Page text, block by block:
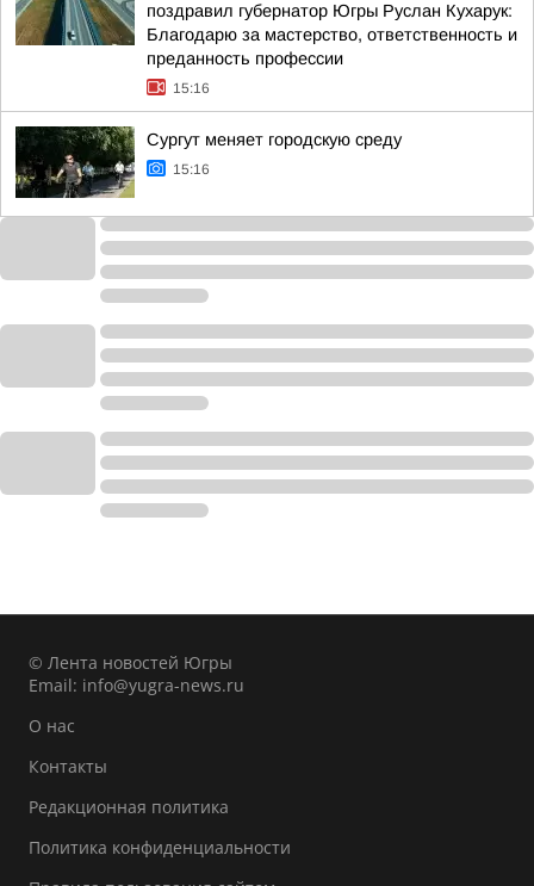
поздравил губернатор Югры Руслан Кухарук:
Благодарю за мастерство, ответственность и
преданность профессии
15:16
Сургут меняет городскую среду
15:16
© Лента новостей Югры
Email: info@yugra-news.ru
О нас
Контакты
Редакционная политика
Политика конфиденциальности